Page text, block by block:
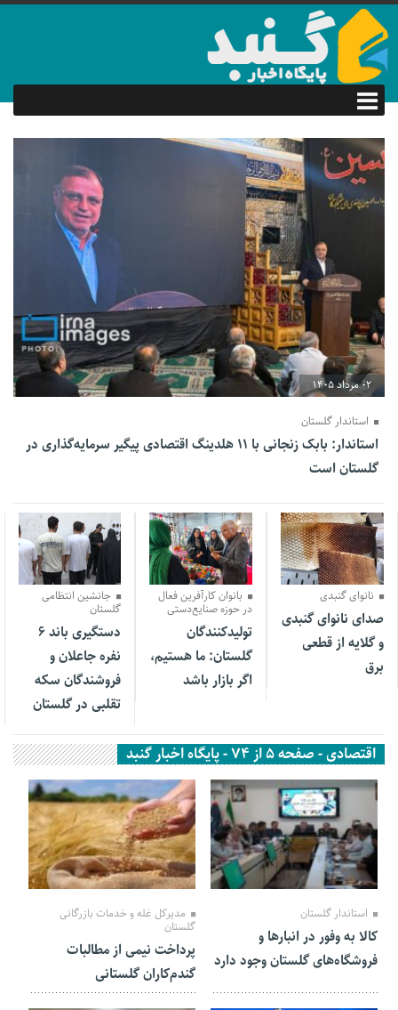
02 مرداد 1405
استاندار گلستان
استاندار: بابک زنجانی با ۱۱ هلدینگ اقتصادی پیگیر سرمایه‌گذاری در
گلستان است
30 تیر 1405
نانوای گنبدی
صدای نانوای گنبدی
و گلایه از قطعی
برق
بانوان کارآفرین فعال
در حوزه صنایع‌دستی
تولیدکنندگان
گلستان: ما هستیم،
اگر بازار باشد
جانشین انتظامی
گلستان
دستگیری باند ۶
نفره جاعلان و
فروشندگان سکه
تقلبی در گلستان
اقتصادی - صفحه 5 از 74 - پایگاه اخبار گنبد
03 تیر 1404
استاندار گلستان
کالا به وفور در انبار‌ها و
فروشگاه‌های گلستان وجود دارد
03 تیر 1404
مدیرکل غله و خدمات بازرگانی
گلستان
پرداخت نیمی از مطالبات
گندم‌کاران گلستانی